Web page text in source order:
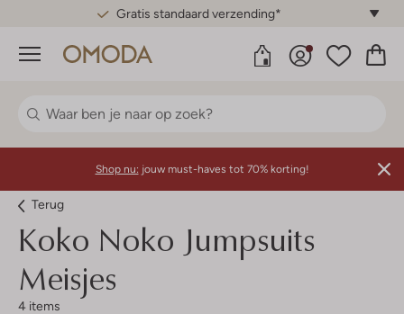
Gratis standaard verzending*
Menu
Shop nu: jouw must-haves tot 70% korting!
Terug
Koko Noko Jumpsuits
Meisjes
4 items